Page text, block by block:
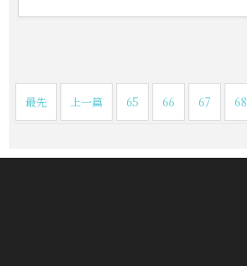
最先 上一篇 65 66 67 68